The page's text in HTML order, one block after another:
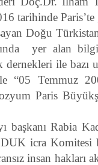
tarihinde
Doğu
yer alan
ile bazı
“05 Temmuz
Paris
başkanı Rabia
icra Komitesi
insan